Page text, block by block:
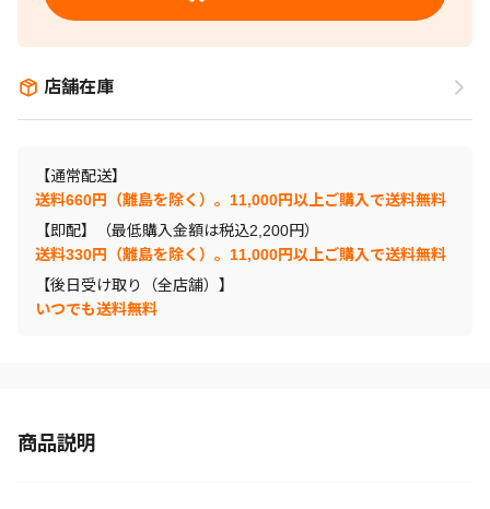
店舗在庫
【通常配送】
送料660円（離島を除く）。11,000円以上ご購入で送料無料
【即配】（最低購入金額は税込2,200円）
送料330円（離島を除く）。11,000円以上ご購入で送料無料
【後日受け取り（全店舗）】
いつでも送料無料
商品説明